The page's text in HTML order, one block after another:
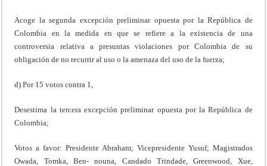
Acoge la segunda excepción preliminar opuesta por la República de
Colombia en la medida en que se refiere a la existencia de una
controversia relativa a presuntas violaciones por Colombia de su
obligación de no recurrir al uso o la amenaza del uso de la fuerza;
d) Por 15 votos contra 1,
Desestima la tercera excepción preliminar opuesta por la República de
Colombia;
Votos a favor: Presidente Abraham; Vicepresidente Yusuf; Magistrados
Owada, Tomka, Ben- nouna, Candado Trindade, Greenwood, Xue,